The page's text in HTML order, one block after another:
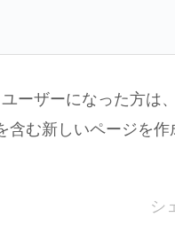
ーザーになった方は、
含む新しいページを
シ